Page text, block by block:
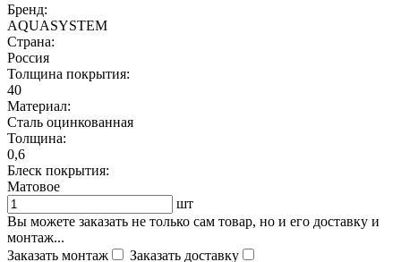
Бренд:
AQUASYSTEM
Страна:
Россия
Толщина покрытия:
40
Материал:
Сталь оцинкованная
Толщина:
0,6
Блеск покрытия:
Матовое
шт
Вы можете заказать не только сам товар, но и его доставку и
монтаж...
Заказать монтаж
Заказать доставку